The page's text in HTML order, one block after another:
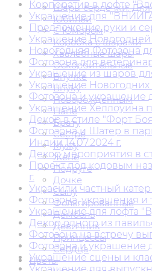
Шары сердечки.
Юбилей
С Юмором
Коробка с шарами
Хвалебные шары
Оскорбительные
Внучке
Внуку
Новорожденным
Папе
Брату
Сестре
Мужу
Жене
Подруге
Дочке
Сыну
Фольгированные
Дембель
Девичник
Принцессы
Сердца
Цветы
Корпоратив в лофте
Украшение для
Предложение руки и
Украшение Новогодней
Новогодняя Фотозона
Фотозона для
Украшение из шаров для
Украшение Новогодних
Фотозона и украшение
Украшение Хеллоуина
Декор в стиле "Форт
Фотозона и Шатер в
Индии 14.07.2024 г.
Декор мероприятия в
Проект под кодовым
г.
Украсили частный
Фотозона, украшения и
Украшение для лофта
Декор одного из
Фотозона на встречу
Фотозона и украшение
Украшение сцены и